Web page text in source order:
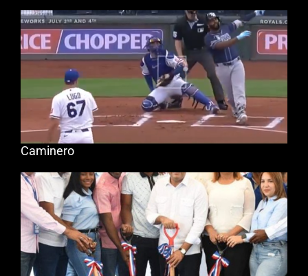
Caminero